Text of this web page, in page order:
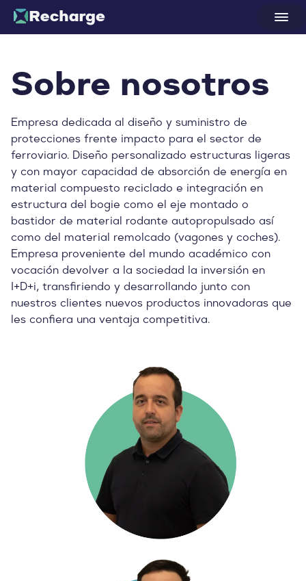
Sobre nosotros
Empresa dedicada al diseño y suministro de
protecciones frente impacto para el sector de
ferroviario. Diseño personalizado estructuras ligeras
y con mayor capacidad de absorción de energía en
material compuesto reciclado e integración en
estructura del bogie como el eje montado o
bastidor de material rodante autopropulsado así
como del material remolcado (vagones y coches).
Empresa proveniente del mundo académico con
vocación devolver a la sociedad la inversión en
I+D+i, transfiriendo y desarrollando junto con
nuestros clientes nuevos productos innovadoras que
les confiera una ventaja competitiva.